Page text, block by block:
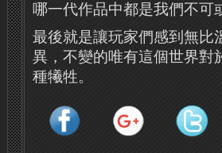
哪一代作品中都是我們不可
最後就是讓玩家們感到無比
異，不變的唯有這個世界對
種犧牲。